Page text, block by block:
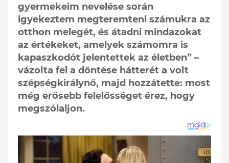
gyermekeim nevelése során
igyekeztem megteremteni számukra az
otthon melegét, és átadni mindazokat
az értékeket, amelyek számomra is
kapaszkodót jelentettek az életben” –
vázolta fel a döntése hátterét a volt
szépségkirálynő, majd hozzátette: most
még erősebb felelősséget érez, hogy
megszólaljon.